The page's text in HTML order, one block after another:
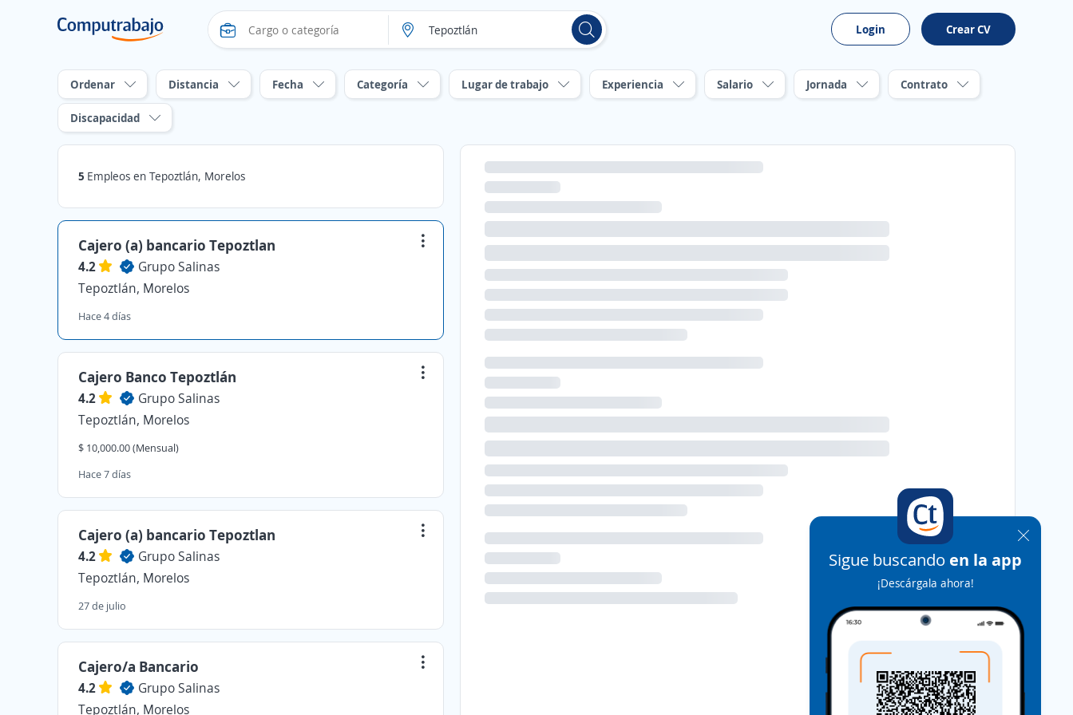
Login Crear CV
Ordenar Distancia Fecha Categoría Lugar de trabajo Experiencia Salario Jornada Contrato
Discapacidad
5 Empleos en Tepoztlán, Morelos
Cajero (a) bancario Tepoztlan
4.2
Grupo Salinas
Tepoztlán, Morelos
Hace 4 días
Cajero Banco Tepoztlán
4.2
Grupo Salinas
Tepoztlán, Morelos
$ 10,000.00 (Mensual)
Hace 7 días
Cajero (a) bancario Tepoztlan
4.2
Grupo Salinas
Tepoztlán, Morelos
27 de julio
Cajero/a Bancario
4.2
Grupo Salinas
Tepoztlán, Morelos
Sigue buscando en la app
¡Descárgala ahora!